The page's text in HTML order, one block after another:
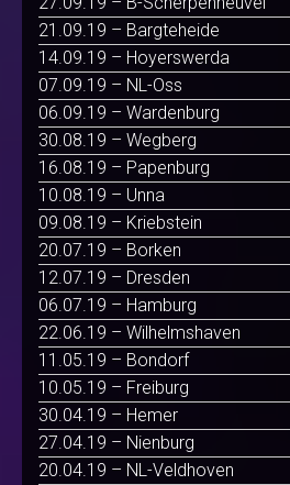
21.09.19 – Bargteheide
14.09.19 – Hoyerswerda
07.09.19 – NL-Oss
06.09.19 – Wardenburg
30.08.19 – Wegberg
16.08.19 – Papenburg
10.08.19 – Unna
09.08.19 – Kriebstein
20.07.19 – Borken
12.07.19 – Dresden
06.07.19 – Hamburg
22.06.19 – Wilhelmshaven
11.05.19 – Bondorf
10.05.19 – Freiburg
30.04.19 – Hemer
27.04.19 – Nienburg
20.04.19 – NL-Veldhoven